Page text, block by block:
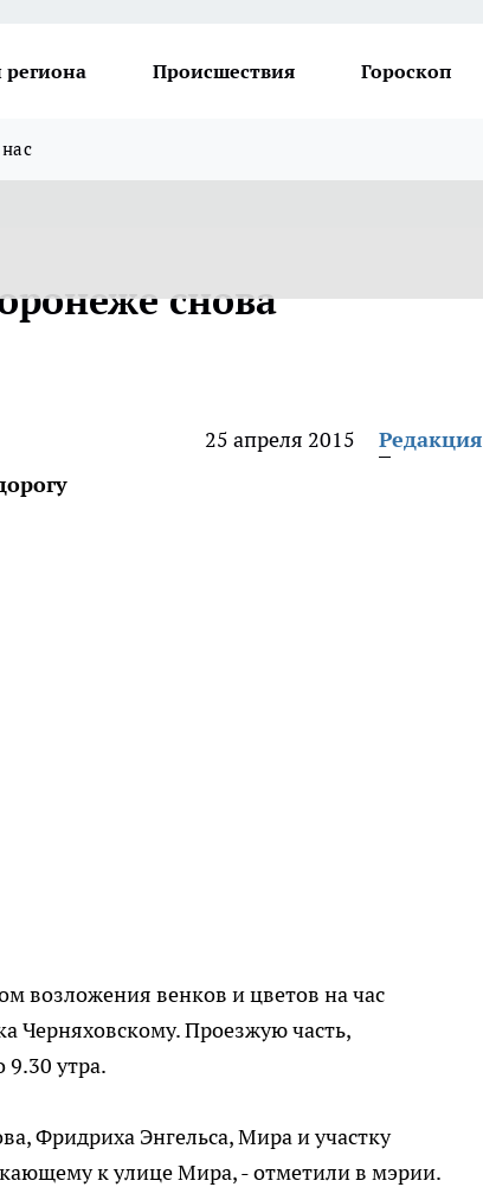
региона Происшествия Гороскоп
снова
25 апреля 2015
Редакция
возложения венков и цветов на час
Черняховскому. Проезжую часть,
утра.
Фридриха Энгельса, Мира и участку
к улице Мира, - отметили в мэрии.